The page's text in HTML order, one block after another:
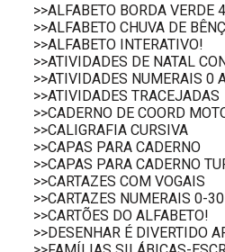
>>ALFABETO BORDA VERDE
>>ALFABETO CHUVA DE
>>ALFABETO INTERATIVO!
>>ATIVIDADES DE NATAL
>>ATIVIDADES NUMERAIS 0
>>ATIVIDADES TRACEJADAS
>>CADERNO DE COORD
>>CALIGRAFIA CURSIVA
>>CAPAS PARA CADERNO
>>CAPAS PARA CADERNO
>>CARTAZES COM VOGAIS
>>CARTAZES NUMERAIS 0-30
>>CARTÕES DO ALFABETO!
>>DESENHAR É DIVERTIDO